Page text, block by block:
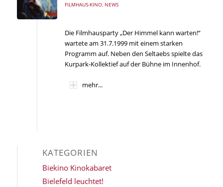
FILMHAUS-KINO, NEWS
Die Filmhausparty „Der Himmel kann warten!“
wartete am 31.7.1999 mit einem starken
Programm auf. Neben den Seltaebs spielte das
Kurpark-Kollektief auf der Bühne im Innenhof.
mehr...
KATEGORIEN
Biekino Kinokabaret
Bielefeld leuchtet!